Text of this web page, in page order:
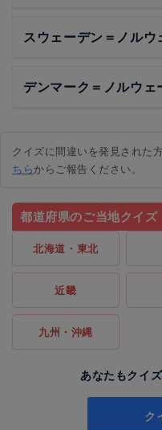
スウェーデン＝ノルウ
デンマーク＝ノルウェ
クイズに間違いを発見された
ちらからご報告ください。
都道府県のご当地クイズ
北海道・東北
近畿
九州・沖縄
あなたもクイ
ク